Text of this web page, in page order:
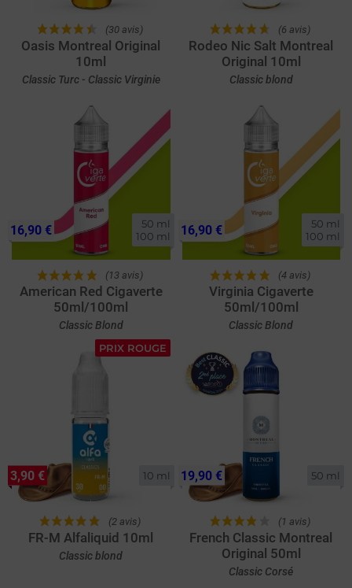
(30 avis)
Oasis Montreal Original
10ml
Classic Turc - Classic Virginie
(6 avis)
Rodeo Nic Salt Montreal
Original 10ml
Classic blond
50 ml
100 ml
(13 avis)
American Red Cigaverte
50ml/100ml
Classic Blond
16,90 €
50 ml
100 ml
(4 avis)
Virginia Cigaverte
50ml/100ml
Classic Blond
16,90 €
PRIX ROUGE
10 ml
(2 avis)
FR-M Alfaliquid 10ml
Classic blond
3,90 € 50 ml
(1 avis)
French Classic Montreal
Original 50ml
Classic Corsé
19,90 €